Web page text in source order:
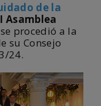
de la
Asamblea
procedió a la
su Consejo
24.